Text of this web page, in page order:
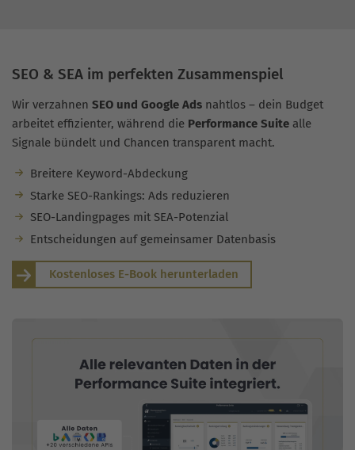
SEO & SEA im perfekten Zusammenspiel
Wir verzahnen SEO und Google Ads nahtlos – dein Budget
arbeitet effizienter, während die Performance Suite alle
Signale bündelt und Chancen transparent macht.
Breitere Keyword-Abdeckung
Starke SEO-Rankings: Ads reduzieren
SEO-Landingpages mit SEA-Potenzial
Entscheidungen auf gemeinsamer Datenbasis
Kostenloses E-Book herunterladen